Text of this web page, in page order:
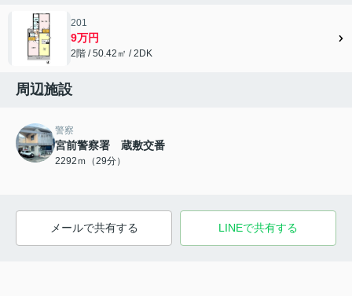
201
9万円
2階 / 50.42㎡ / 2DK
周辺施設
警察
宮前警察署 蔵敷交番
2292ｍ（29分）
メールで共有する LINEで共有する